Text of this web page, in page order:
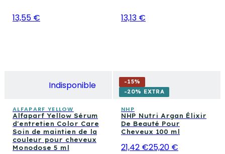
13,55 € 13,13 €
Indisponible
ALFAPARF YELLOW
Alfaparf Yellow Sérum
d'entretien Color Care
Soin de maintien de la
couleur pour cheveux
Monodose 5 ml
-15%
-20% EXTRA
NHP
NHP Nutri Argan Élixir
De Beauté Pour
Cheveux 100 ml
21,42 €25,20 €